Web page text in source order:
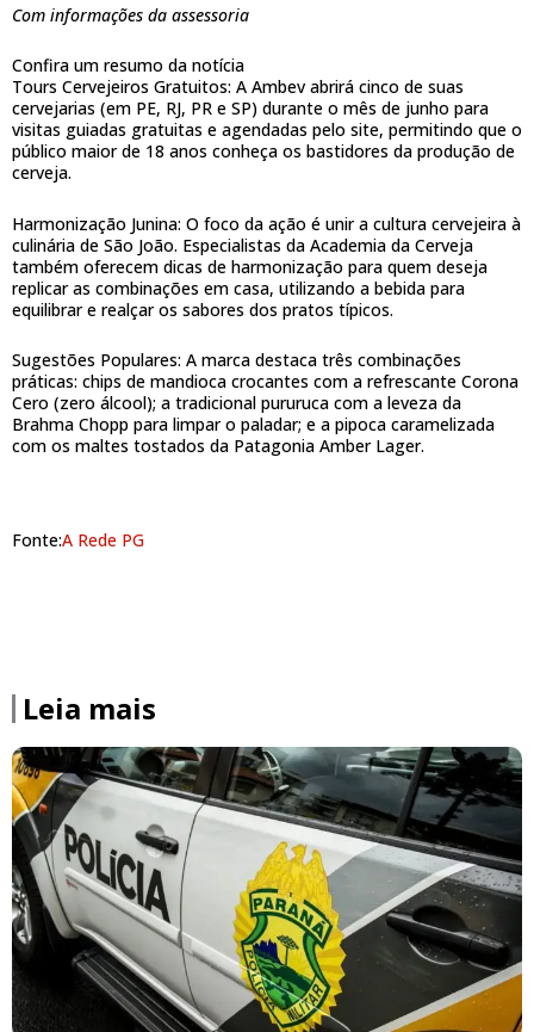
Com informações da assessoria
Confira um resumo da notícia
Tours Cervejeiros Gratuitos: A Ambev abrirá cinco de suas
cervejarias (em PE, RJ, PR e SP) durante o mês de junho para
visitas guiadas gratuitas e agendadas pelo site, permitindo que o
público maior de 18 anos conheça os bastidores da produção de
cerveja.
Harmonização Junina: O foco da ação é unir a cultura cervejeira à
culinária de São João. Especialistas da Academia da Cerveja
também oferecem dicas de harmonização para quem deseja
replicar as combinações em casa, utilizando a bebida para
equilibrar e realçar os sabores dos pratos típicos.
Sugestões Populares: A marca destaca três combinações
práticas: chips de mandioca crocantes com a refrescante Corona
Cero (zero álcool); a tradicional pururuca com a leveza da
Brahma Chopp para limpar o paladar; e a pipoca caramelizada
com os maltes tostados da Patagonia Amber Lager.
Fonte:A Rede PG
Leia mais